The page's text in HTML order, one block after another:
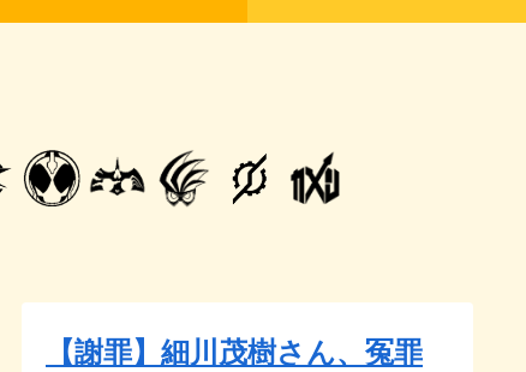
【謝罪】細川茂樹さん、冤罪